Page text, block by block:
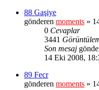
88 Gaşiye
gönderen moments »
0 Cevaplar
3441
Son mesaj
14 Eki 2008,
89 Fecr
gönderen moments »